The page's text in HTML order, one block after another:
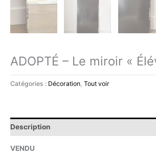
ADOPTÉ – Le miroir «
Catégories : Décoration, Tout voir
Description
VENDU